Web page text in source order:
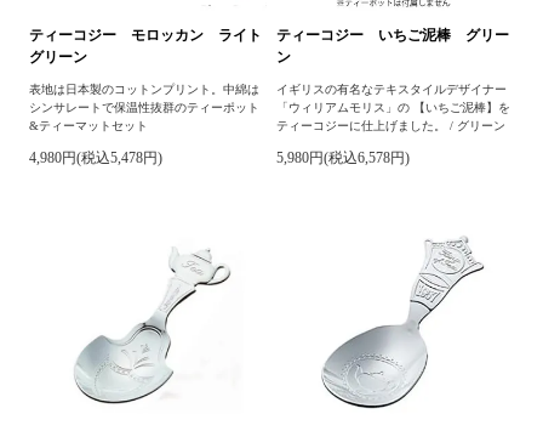
ティーコジー モロッカン ライト
グリーン
表地は日本製のコットンプリント。中綿は
シンサレートで保温性抜群のティーポット
&ティーマットセット
4,980円(税込5,478円)
ティーコジー いちご泥棒 グリー
ン
イギリスの有名なテキスタイルデザイナー
「ウィリアムモリス」の 【いちご泥棒】を
ティーコジーに仕上げました。 / グリーン
5,980円(税込6,578円)